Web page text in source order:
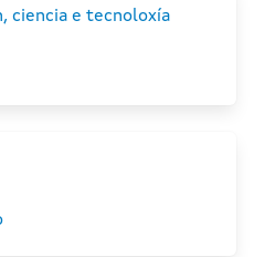
ciencia e tecnoloxía